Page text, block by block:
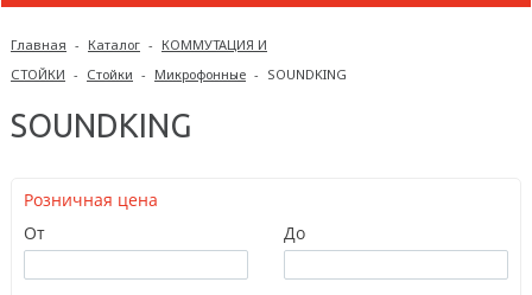
Главная - Каталог - КОММУТАЦИЯ И
СТОЙКИ - Стойки - Микрофонные - SOUNDKING
SOUNDKING
Розничная цена
От
До